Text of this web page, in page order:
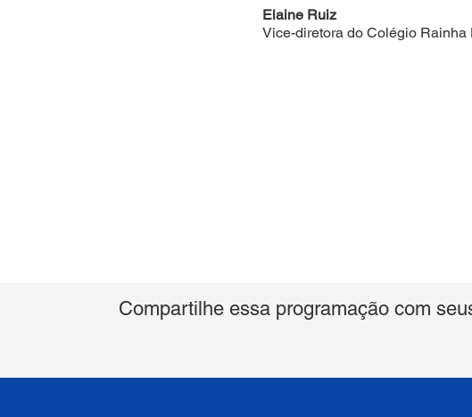
Elaine Ruiz
Vice-diretora do Colégio Rainha
Compartilhe essa programação com